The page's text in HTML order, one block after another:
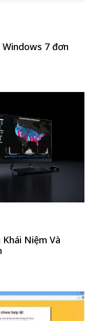
Windows 7 đơn
Niệm Và